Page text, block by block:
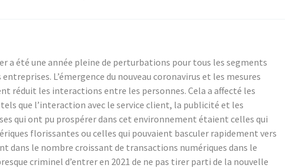
a été une année pleine de perturbations pour tous les segments
L’émergence du nouveau coronavirus et les mesures
réduit les interactions entre les personnes. Cela a affecté les
que l’interaction avec le service client, la publicité et les
qui ont pu prospérer dans cet environnement étaient celles qui
florissantes ou celles qui pouvaient basculer rapidement vers
dans le nombre croissant de transactions numériques dans le
criminel d’entrer en 2021 de ne pas tirer parti de la nouvelle